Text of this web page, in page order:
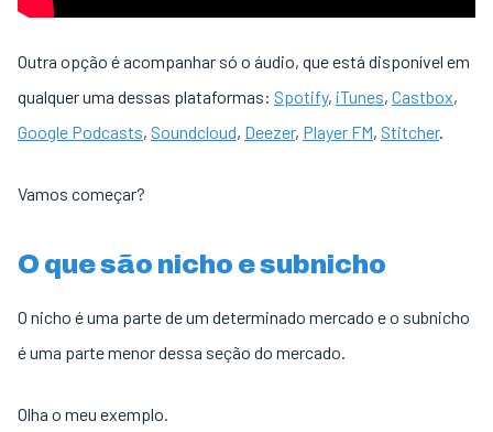
Outra opção é acompanhar só o áudio, que está disponível em
qualquer uma dessas plataformas: Spotify, iTunes, Castbox,
Google Podcasts, Soundcloud, Deezer, Player FM, Stitcher.
Vamos começar?
O que são nicho e subnicho
O nicho é uma parte de um determinado mercado e o subnicho
é uma parte menor dessa seção do mercado.
Olha o meu exemplo.